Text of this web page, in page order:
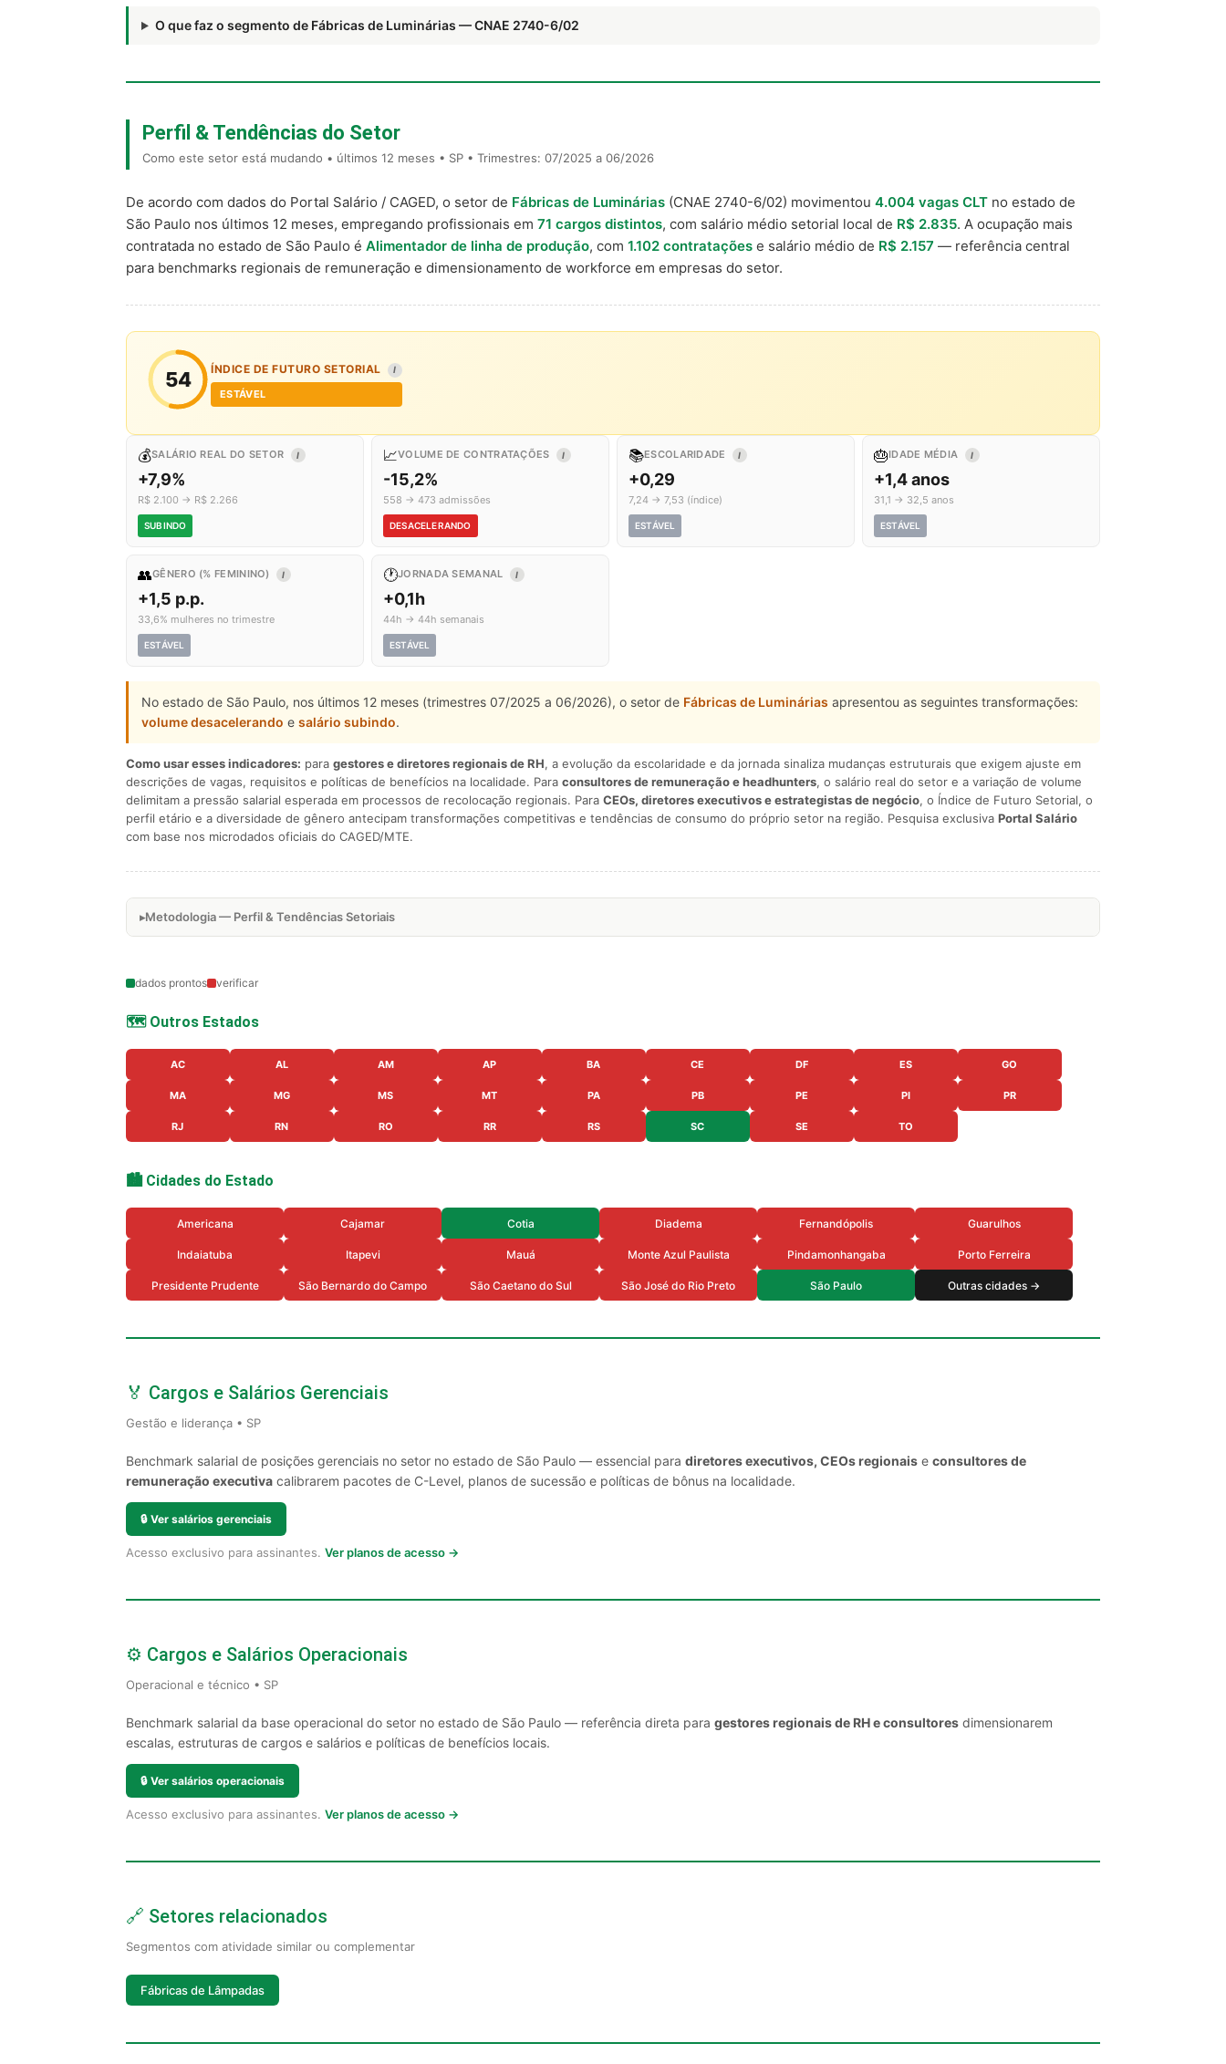
O que faz o segmento de Fábricas de Luminárias — CNAE 2740-6/02
Perfil & Tendências do Setor
Como este setor está mudando • últimos 12 meses • SP • Trimestres: 07/2025 a 06/2026
De acordo com dados do Portal Salário / CAGED, o setor de Fábricas de Luminárias (CNAE 2740-6/02) movimentou 4.004 vagas CLT no estado de
São Paulo nos últimos 12 meses, empregando profissionais em 71 cargos distintos, com salário médio setorial local de R$ 2.835. A ocupação mais
contratada no estado de São Paulo é Alimentador de linha de produção, com 1.102 contratações e salário médio de R$ 2.157 — referência central
para benchmarks regionais de remuneração e dimensionamento de workforce em empresas do setor.
54 ÍNDICE DE FUTURO SETORIAL I
ESTÁVEL
💰SALÁRIO REAL DO SETOR I
+7,9%
R$ 2.100 → R$ 2.266
SUBINDO
📈VOLUME DE CONTRATAÇÕES I
-15,2%
558 → 473 admissões
DESACELERANDO
📚ESCOLARIDADE I
+0,29
7,24 → 7,53 (índice)
ESTÁVEL
🎂IDADE MÉDIA I
+1,4 anos
31,1 → 32,5 anos
ESTÁVEL
👥GÊNERO (% FEMININO) I
+1,5 p.p.
33,6% mulheres no trimestre
ESTÁVEL
🕐JORNADA SEMANAL I
+0,1h
44h → 44h semanais
ESTÁVEL
No estado de São Paulo, nos últimos 12 meses (trimestres 07/2025 a 06/2026), o setor de Fábricas de Luminárias apresentou as seguintes transformações:
volume desacelerando e salário subindo.
Como usar esses indicadores: para gestores e diretores regionais de RH, a evolução da escolaridade e da jornada sinaliza mudanças estruturais que exigem ajuste em
descrições de vagas, requisitos e políticas de benefícios na localidade. Para consultores de remuneração e headhunters, o salário real do setor e a variação de volume
delimitam a pressão salarial esperada em processos de recolocação regionais. Para CEOs, diretores executivos e estrategistas de negócio, o Índice de Futuro Setorial, o
perfil etário e a diversidade de gênero antecipam transformações competitivas e tendências de consumo do próprio setor na região. Pesquisa exclusiva Portal Salário
com base nos microdados oficiais do CAGED/MTE.
Metodologia — Perfil & Tendências Setoriais
dados prontos verificar
🗺️ Outros Estados
AC AL AM AP BA CE DF ES GO
MA MG MS MT PA PB PE PI PR
RJ RN RO RR RS SC SE TO
🏙️ Cidades do Estado
Americana Cajamar Cotia Diadema Fernandópolis Guarulhos
Indaiatuba Itapevi Mauá Monte Azul Paulista Pindamonhangaba Porto Ferreira
Presidente Prudente São Bernardo do Campo São Caetano do Sul São José do Rio Preto São Paulo Outras cidades →
🏅 Cargos e Salários Gerenciais
Gestão e liderança • SP
Benchmark salarial de posições gerenciais no setor no estado de São Paulo — essencial para diretores executivos, CEOs regionais e consultores de
remuneração executiva calibrarem pacotes de C-Level, planos de sucessão e políticas de bônus na localidade.
🔒 Ver salários gerenciais
Acesso exclusivo para assinantes. Ver planos de acesso →
⚙️ Cargos e Salários Operacionais
Operacional e técnico • SP
Benchmark salarial da base operacional do setor no estado de São Paulo — referência direta para gestores regionais de RH e consultores dimensionarem
escalas, estruturas de cargos e salários e políticas de benefícios locais.
🔒 Ver salários operacionais
Acesso exclusivo para assinantes. Ver planos de acesso →
🔗 Setores relacionados
Segmentos com atividade similar ou complementar
Fábricas de Lâmpadas